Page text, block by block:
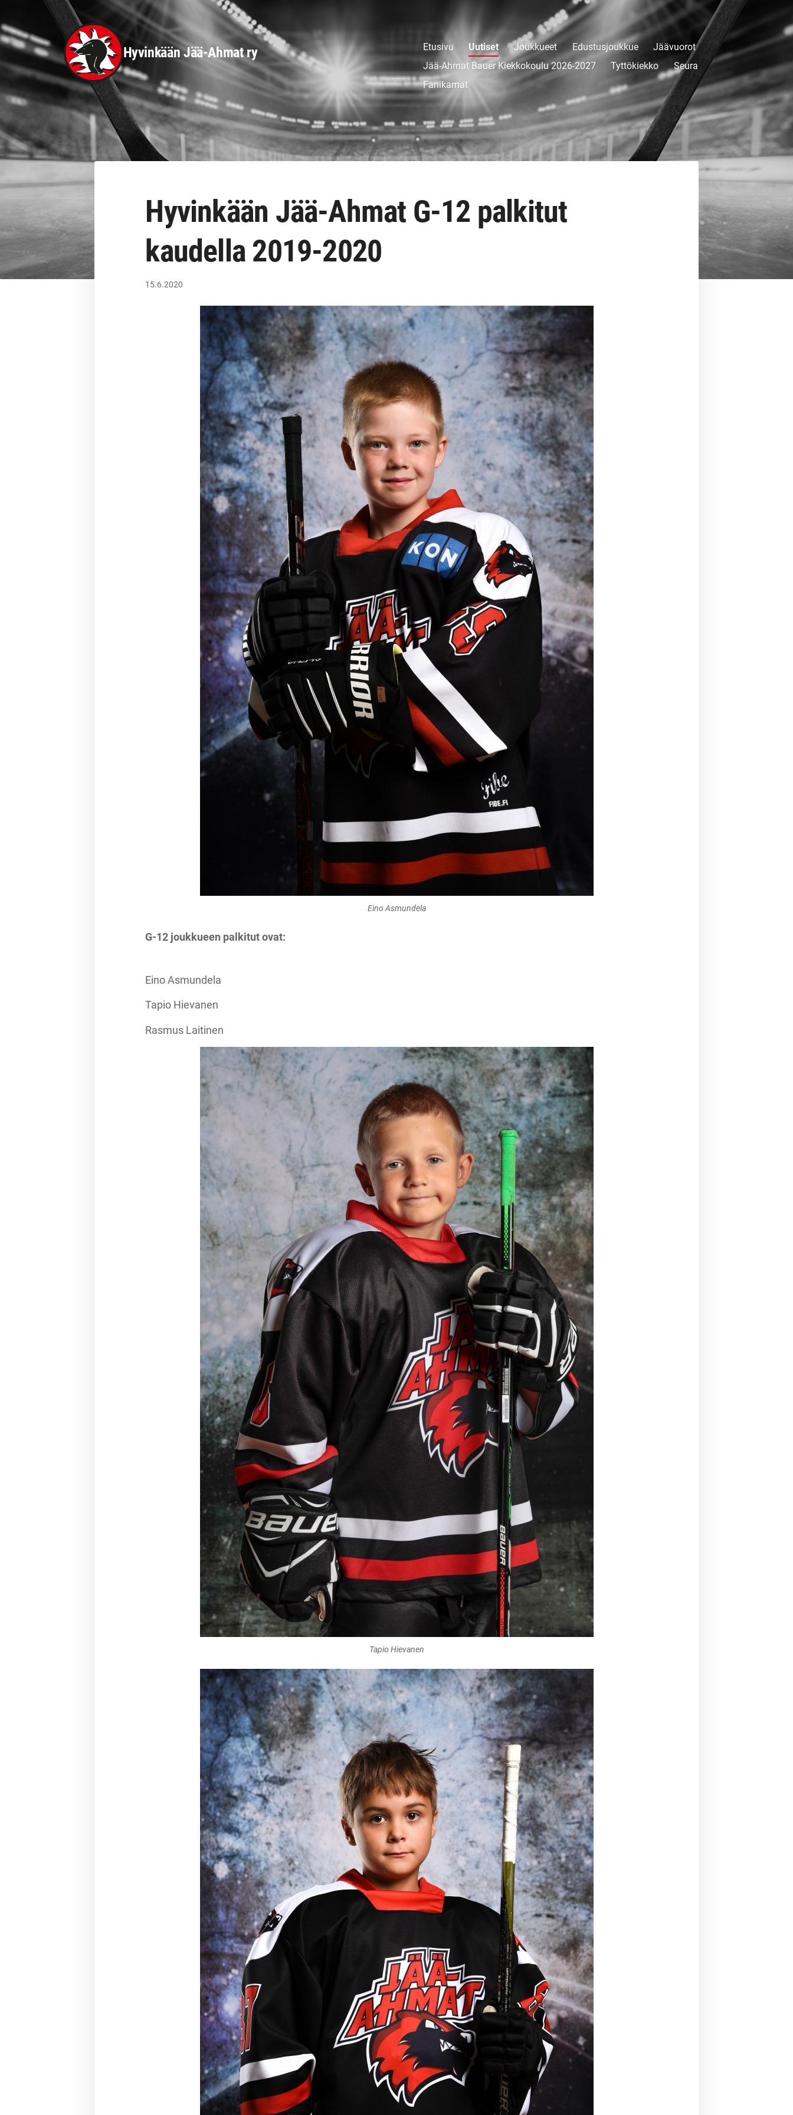
sivun
sisältöön
Hyvinkään Jää-Ahmat ry Etusivu Uutiset Joukkueet Edustusjoukkue
Jäävuorot
Jää-Ahmat Bauer Kiekkokoulu 2026-2027
Tyttökiekko
Seura
Fanikamat
Hyvinkään Jää-Ahmat G-12 palkitut
kaudella 2019-2020
15.6.2020
Eino Asmundela
G-12 joukkueen palkitut ovat:
Eino Asmundela
Tapio Hievanen
Rasmus Laitinen
Tapio Hievanen